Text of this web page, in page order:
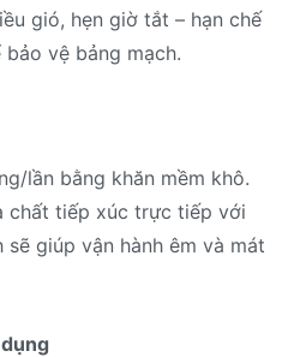
gió, hẹn giờ tắt – hạn chế
vệ bảng mạch.
lần bằng khăn mềm khô.
chất tiếp xúc trực tiếp với
giúp vận hành êm và mát